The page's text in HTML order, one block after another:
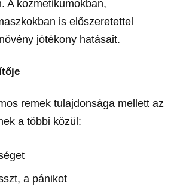
A kozmetikumokban,
is előszeretettel
jótékony hatásait.
remek tulajdonsága mellett az
a többi közül:
a pánikot